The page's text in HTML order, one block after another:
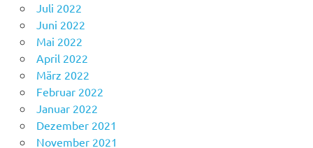
Juli 2022
Juni 2022
Mai 2022
April 2022
März 2022
Februar 2022
Januar 2022
Dezember 2021
November 2021